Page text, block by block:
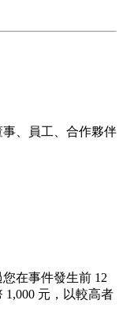
、員工、合作夥伴
在事件發生前 12
元，以較高者